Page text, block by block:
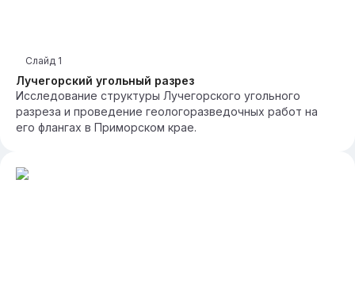
Лучегорский угольный разрез
Слайд 1
Исследование структуры Лучегорского угольного
разреза и проведение геологоразведочных работ на
его флангах в Приморском крае.